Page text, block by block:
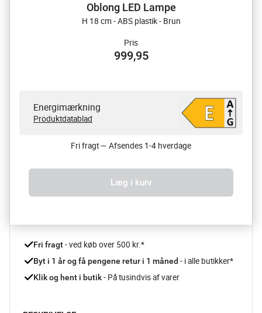
Oblong LED Lampe
H 18 cm - ABS plastik - Brun
Pris
999,95
Energimærkning
Produktdatablad
Fri fragt — Afsendes 1-4 hverdage
Læg i kurv
Fri fragt - ved køb over 500 kr.*
Byt i 1 år og få pengene retur i 1 måned - i alle butikker*
Klik og hent i butik - På tusindvis af varer